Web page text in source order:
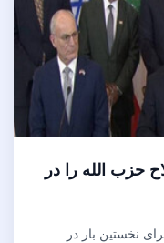
حزب الله را در
نخستین بار در